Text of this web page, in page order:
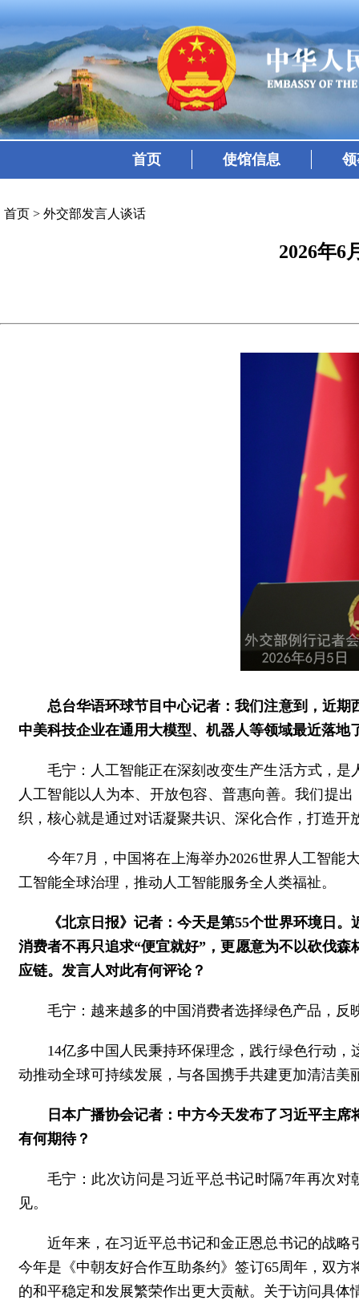
首页 使馆信息
首页 > 外交部发言人谈话
2026年6
总台华语环球节目中心记者：我们注意到，近
中美科技企业在通用大模型、机器人等领域最近落
毛宁：人工智能正在深刻改变生产生活方式，
人工智能以人为本、开放包容、普惠向善。我们提
织，核心就是通过对话凝聚共识、深化合作，打造
今年7月，中国将在上海举办2026世界人工智能
工智能全球治理，推动人工智能服务全人类福祉。
《北京日报》记者：今天是第55个世界环境日
消费者不再只追求“便宜就好”，更愿意为不以砍伐
应链。发言人对此有何评论？
毛宁：越来越多的中国消费者选择绿色产品，
14亿多中国人民秉持环保理念，践行绿色行动
动推动全球可持续发展，与各国携手共建更加清洁美
日本广播协会记者：中方今天发布了习近平主
有何期待？
毛宁：此次访问是习近平总书记时隔7年再次
见。
近年来，在习近平总书记和金正恩总书记的战
今年是《中朝友好合作互助条约》签订65周年，双
的和平稳定和发展繁荣作出更大贡献。关于访问具